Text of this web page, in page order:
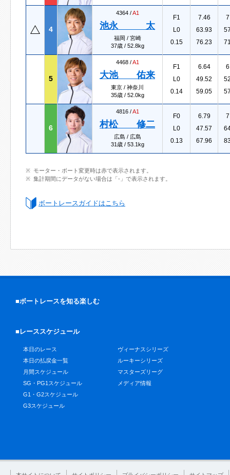
4
4364 /A1
池永 太
福岡 / 宮崎
37歳 / 52.8kg
F1
L0
0.15
7.46
63.93
76.23
5
4468 /A1
大池 佑来
東京 / 神奈川
35歳 / 52.0kg
F1
L0
0.14
6.64
49.52
59.05
6
4816 /A1
村松 修二
広島 / 広島
31歳 / 53.1kg
F0
L0
0.13
6.79
47.57
67.96
モーター・ボート変更時は赤で表示されます。
集計期間にデータがない場合は「-」で表示されます。
ボートレースガイドはこちら
■ボートレースを知る楽しむ
■レーススケジュール
本日のレース
本日の払戻金一覧
月間スケジュール
SG・PG1スケジュール
G1・G2スケジュール
G3スケジュール
ヴィーナスシリーズ
ルーキーシリーズ
マスターズリーグ
メディア情報